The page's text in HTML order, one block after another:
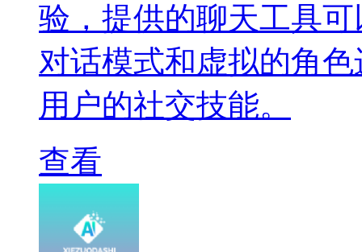
验，提供的聊天工具
对话模式和虚拟的角
用户的社交技能。
查看